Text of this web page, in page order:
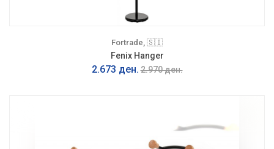
Fortrade, 🇸🇮
Fenix Hanger
2.673 ден. 2.970 ден.